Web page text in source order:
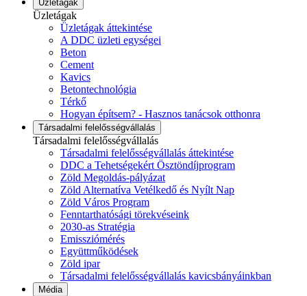
Üzletágak
Üzletágak
Üzletágak áttekintése
A DDC üzleti egységei
Beton
Cement
Kavics
Betontechnológia
Térkő
Hogyan építsem? - Hasznos tanácsok otthonra
Társadalmi felelősségvállalás
Társadalmi felelősségvállalás
Társadalmi felelősségvállalás áttekintése
DDC a Tehetségekért Ösztöndíjprogram
Zöld Megoldás-pályázat
Zöld Alternatíva Vetélkedő és Nyílt Nap
Zöld Város Program
Fenntarthatósági törekvéseink
2030-as Stratégia
Emissziómérés
Együttműködések
Zöld ipar
Társadalmi felelősségvállalás kavicsbányáinkban
Média